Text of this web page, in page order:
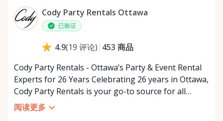
Cody Party Rentals Ottawa
已验证
4.9(19 评论) 453 商品
Cody Party Rentals - Ottawa’s Party & Event Rental
Experts for 26 Years Celebrating 26 years in Ottawa,
Cody Party Rentals is your go-to source for all
things party and event rentals. We’re proud to be a
partner of Rent Anything, expanding our offerings
阅读更多